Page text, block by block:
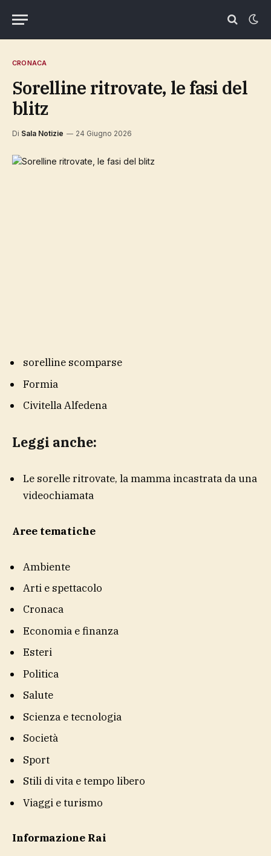
CRONACA
Sorelline ritrovate, le fasi del
blitz
Di Sala Notizie 24 Giugno 2026
sorelline scomparse
Formia
Civitella Alfedena
Leggi anche:
Le sorelle ritrovate, la mamma incastrata da una
videochiamata
Aree tematiche
Ambiente
Arti e spettacolo
Cronaca
Economia e finanza
Esteri
Politica
Salute
Scienza e tecnologia
Società
Sport
Stili di vita e tempo libero
Viaggi e turismo
Informazione Rai